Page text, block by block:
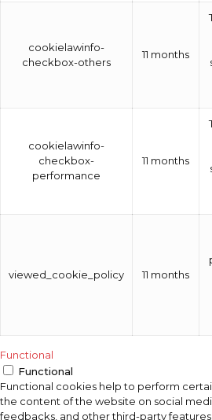
cookielawinfo-
checkbox-others
11 months
cookielawinfo-
checkbox-
performance
11 months
viewed_cookie_policy 11 months
Functional
Functional
Functional cookies help to perform
the content of the website on social
feedbacks, and other third-party features.